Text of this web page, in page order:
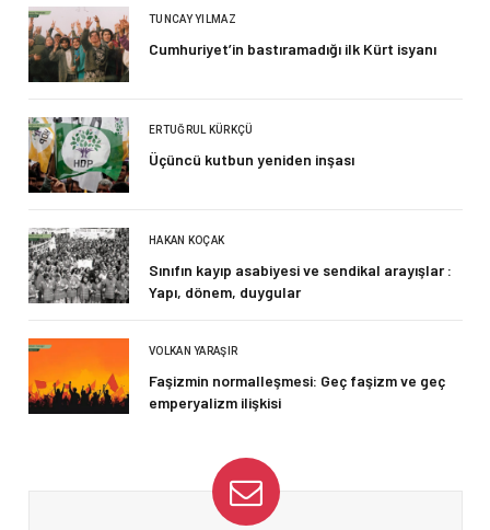
TUNCAY YILMAZ
Cumhuriyet’in bastıramadığı ilk Kürt isyanı
ERTUĞRUL KÜRKÇÜ
Üçüncü kutbun yeniden inşası
HAKAN KOÇAK
Sınıfın kayıp asabiyesi ve sendikal arayışlar :
Yapı, dönem, duygular
VOLKAN YARAŞIR
Faşizmin normalleşmesi: Geç faşizm ve geç
emperyalizm ilişkisi